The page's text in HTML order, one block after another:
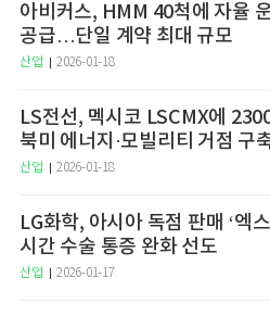
아비커스, HMM 40척에 자율
공급…단일 계약 최대 규모
산업 2026-01-18
LS전선, 멕시코 LSCMX에
북미 에너지·모빌리티 거점 구
산업 2026-01-18
LG화학, 아시아 독점 판매 ‘엑
시간 수술 통증 완화 선도
산업 2026-01-17